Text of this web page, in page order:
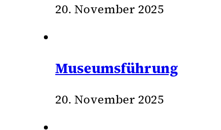
20. November 2025
Museumsführung
20. November 2025